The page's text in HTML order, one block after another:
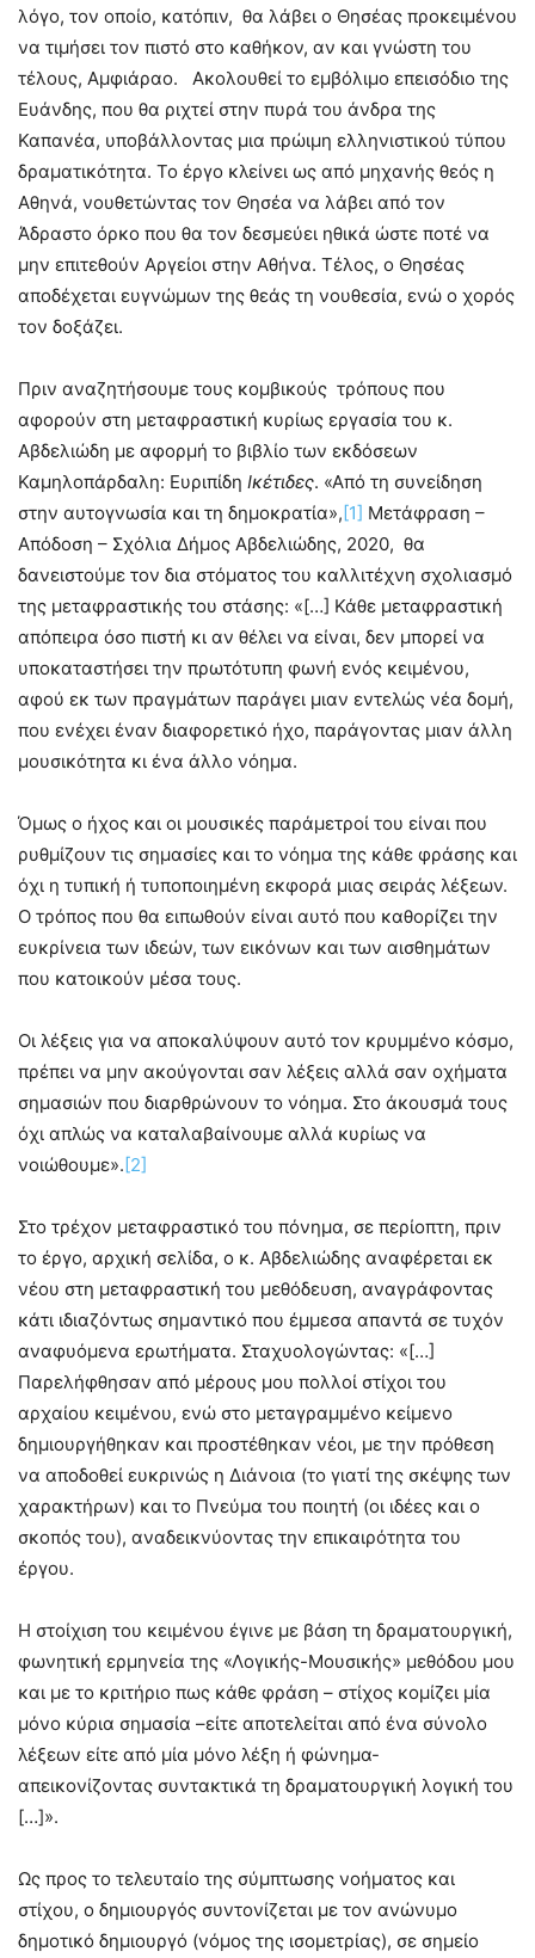
λόγο, τον οποίο, κατόπιν, θα λάβει ο Θησέας προκειμένου
να τιμήσει τον πιστό στο καθήκον, αν και γνώστη του
τέλους, Αμφιάραο. Ακολουθεί το εμβόλιμο επεισόδιο της
Ευάνδης, που θα ριχτεί στην πυρά του άνδρα της
Καπανέα, υποβάλλοντας μια πρώιμη ελληνιστικού τύπου
δραματικότητα. Το έργο κλείνει ως από μηχανής θεός η
Αθηνά, νουθετώντας τον Θησέα να λάβει από τον
Άδραστο όρκο που θα τον δεσμεύει ηθικά ώστε ποτέ να
μην επιτεθούν Αργείοι στην Αθήνα. Τέλος, ο Θησέας
αποδέχεται ευγνώμων της θεάς τη νουθεσία, ενώ ο χορός
τον δοξάζει.
Πριν αναζητήσουμε τους κομβικούς τρόπους που
αφορούν στη μεταφραστική κυρίως εργασία του κ.
Αβδελιώδη με αφορμή το βιβλίο των εκδόσεων
Καμηλοπάρδαλη: Ευριπίδη Ικέτιδες. «Από τη συνείδηση
στην αυτογνωσία και τη δημοκρατία»,[1] Μετάφραση –
Απόδοση – Σχόλια Δήμος Αβδελιώδης, 2020, θα
δανειστούμε τον δια στόματος του καλλιτέχνη σχολιασμό
της μεταφραστικής του στάσης: «[…] Κάθε μεταφραστική
απόπειρα όσο πιστή κι αν θέλει να είναι, δεν μπορεί να
υποκαταστήσει την πρωτότυπη φωνή ενός κειμένου,
αφού εκ των πραγμάτων παράγει μιαν εντελώς νέα δομή,
που ενέχει έναν διαφορετικό ήχο, παράγοντας μιαν άλλη
μουσικότητα κι ένα άλλο νόημα.
Όμως ο ήχος και οι μουσικές παράμετροί του είναι που
ρυθμίζουν τις σημασίες και το νόημα της κάθε φράσης και
όχι η τυπική ή τυποποιημένη εκφορά μιας σειράς λέξεων.
Ο τρόπος που θα ειπωθούν είναι αυτό που καθορίζει την
ευκρίνεια των ιδεών, των εικόνων και των αισθημάτων
που κατοικούν μέσα τους.
Οι λέξεις για να αποκαλύψουν αυτό τον κρυμμένο κόσμο,
πρέπει να μην ακούγονται σαν λέξεις αλλά σαν οχήματα
σημασιών που διαρθρώνουν το νόημα. Στο άκουσμά τους
όχι απλώς να καταλαβαίνουμε αλλά κυρίως να
νοιώθουμε».[2]
Στο τρέχον μεταφραστικό του πόνημα, σε περίοπτη, πριν
το έργο, αρχική σελίδα, ο κ. Αβδελιώδης αναφέρεται εκ
νέου στη μεταφραστική του μεθόδευση, αναγράφοντας
κάτι ιδιαζόντως σημαντικό που έμμεσα απαντά σε τυχόν
αναφυόμενα ερωτήματα. Σταχυολογώντας: «[…]
Παρελήφθησαν από μέρους μου πολλοί στίχοι του
αρχαίου κειμένου, ενώ στο μεταγραμμένο κείμενο
δημιουργήθηκαν και προστέθηκαν νέοι, με την πρόθεση
να αποδοθεί ευκρινώς η Διάνοια (το γιατί της σκέψης των
χαρακτήρων) και το Πνεύμα του ποιητή (οι ιδέες και ο
σκοπός του), αναδεικνύοντας την επικαιρότητα του
έργου.
Η στοίχιση του κειμένου έγινε με βάση τη δραματουργική,
φωνητική ερμηνεία της «Λογικής-Μουσικής» μεθόδου μου
και με το κριτήριο πως κάθε φράση – στίχος κομίζει μία
μόνο κύρια σημασία –είτε αποτελείται από ένα σύνολο
λέξεων είτε από μία μόνο λέξη ή φώνημα-
απεικονίζοντας συντακτικά τη δραματουργική λογική του
[…]».
Ως προς το τελευταίο της σύμπτωσης νοήματος και
στίχου, ο δημιουργός συντονίζεται με τον ανώνυμο
δημοτικό δημιουργό (νόμος της ισομετρίας), σε σημείο